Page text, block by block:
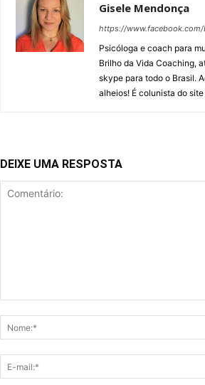
Gisele Mendonça
https://
Psicóloga e coach para
Brilho da Vida Coaching,
skype para todo o Brasil.
alheios! É colunista do
DEIXE UMA RESPOSTA